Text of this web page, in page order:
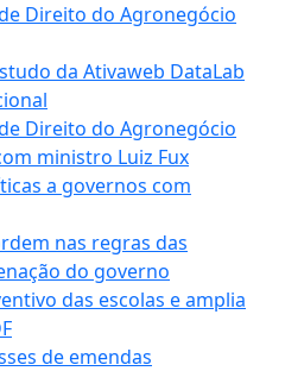
Direito do Agronegócio
da Ativaweb DataLab
Direito do Agronegócio
ministro Luiz Fux
a governos com
nas regras das
do governo
das escolas e amplia
de emendas